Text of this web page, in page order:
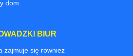
dom.
BIUR
zajmuje się rownież